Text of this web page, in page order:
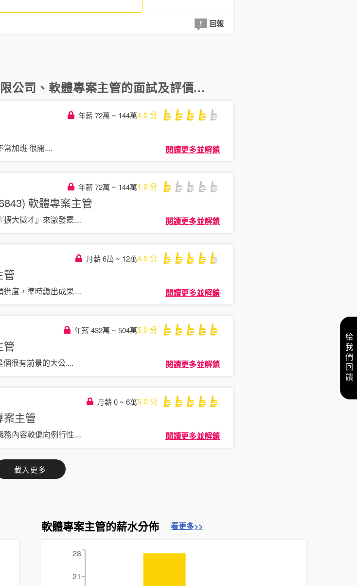
回報
公司 、 軟體專案主管的面試及評價...
年薪 72萬 ~ 144萬4.0 分
常加班 很開.... 閱讀更多並解鎖
年薪 72萬 ~ 144萬1.0 分
軟體專案主管
擴大徵才』來激發靈.... 閱讀更多並解鎖
月薪 6萬 ~ 12萬4.5分
管
進度，準時繳出成果.... 閱讀更多並解鎖
年薪 432萬 ~ 504萬5.0 分
管
個很有前景的大公.... 閱讀更多並解鎖
月薪 0 ~ 6萬5.0 分
案主管
務內容較偏向例行性.... 閱讀更多並解鎖
載入更多
軟體專案主管的薪水分佈 看更多>>
21
28
給我們回饋